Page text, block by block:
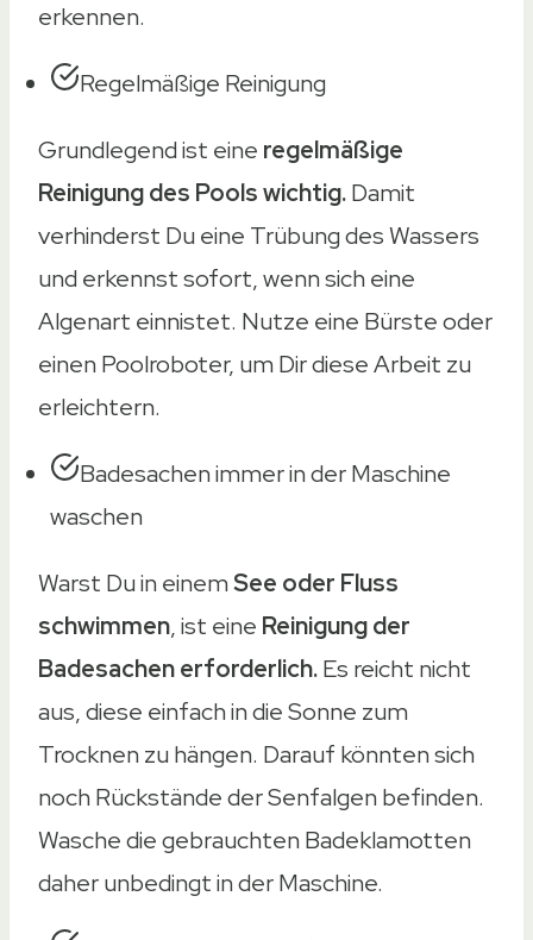
erkennen.
Regelmäßige Reinigung
Grundlegend ist eine regelmäßige
Reinigung des Pools wichtig.Damit
verhinderst Du eine Trübung des Wassers
und erkennst sofort, wenn sich eine
Algenart einnistet. Nutze eine Bürste oder
einen Poolroboter, um Dir diese Arbeit zu
erleichtern.
Badesachen immer in der Maschine
waschen
Warst Du in einemSee oder Fluss
schwimmen, ist eine Reinigung der
Badesachen erforderlich.Es reicht nicht
aus, diese einfach in die Sonne zum
Trocknen zu hängen. Darauf könnten sich
noch Rückstände der Senfalgen befinden.
Wasche die gebrauchten Badeklamotten
daher unbedingt in der Maschine.